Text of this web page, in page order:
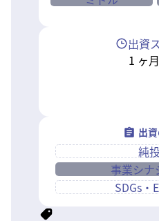
出資
1 ヶ
出
純
事業シナ
SDGs・